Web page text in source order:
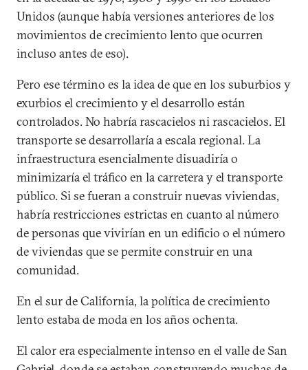
Unidos (aunque había versiones anteriores de los
movimientos de crecimiento lento que ocurren
incluso antes de eso).
Pero ese término es la idea de que en los suburbios y
exurbios el crecimiento y el desarrollo están
controlados. No habría rascacielos ni rascacielos. El
transporte se desarrollaría a escala regional. La
infraestructura esencialmente disuadiría o
minimizaría el tráfico en la carretera y el transporte
público. Si se fueran a construir nuevas viviendas,
habría restricciones estrictas en cuanto al número
de personas que vivirían en un edificio o el número
de viviendas que se permite construir en una
comunidad.
En el sur de California, la política de crecimiento
lento estaba de moda en los años ochenta.
El calor era especialmente intenso en el valle de San